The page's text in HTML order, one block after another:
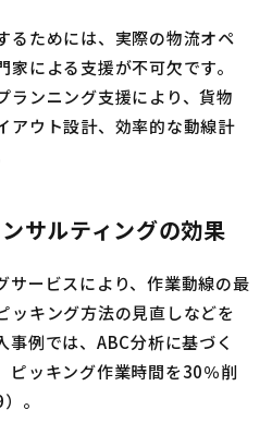
るためには、実際の物流オペ
による支援が不可欠です。
ランニング支援により、貨物
アウト設計、効率的な動線計
サルティングの効果
サービスにより、作業動線の最
ッキング方法の見直しなどを
事例では、ABC分析に基づく
ピッキング作業時間を30％削
。